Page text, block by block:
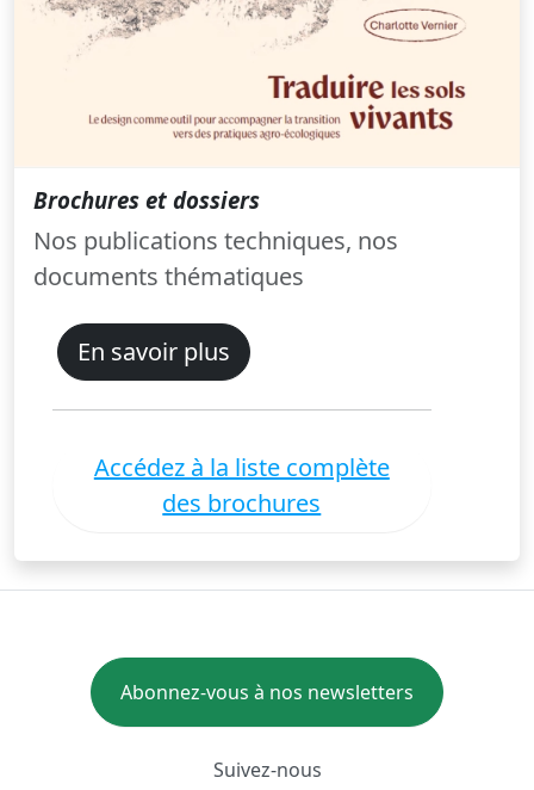
Brochures et dossiers
Nos publications techniques, nos
documents thématiques
En savoir plus
Accédez à la liste complète
des brochures
Abonnez-vous à nos newsletters
Suivez-nous